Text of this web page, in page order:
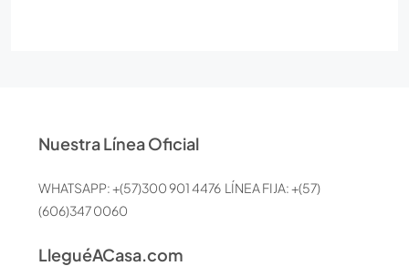
Nuestra Línea Oficial
WHATSAPP: +(57)300 901 4476 LÍNEA FIJA: +(57)
(606)347 0060
LleguéACasa.com